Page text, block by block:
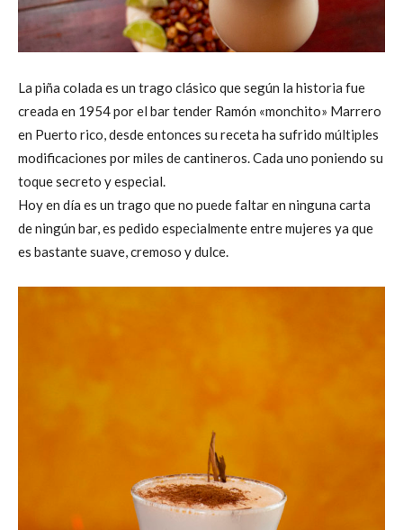
La piña colada es un trago clásico que según la historia fue
creada en 1954 por el bar tender Ramón «monchito» Marrero
en Puerto rico, desde entonces su receta ha sufrido múltiples
modificaciones por miles de cantineros. Cada uno poniendo su
toque secreto y especial.
Hoy en día es un trago que no puede faltar en ninguna carta
de ningún bar, es pedido especialmente entre mujeres ya que
es bastante suave, cremoso y dulce.